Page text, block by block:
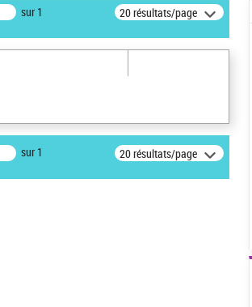
sur 1 20 résultats/page
sur 1 20 résultats/page